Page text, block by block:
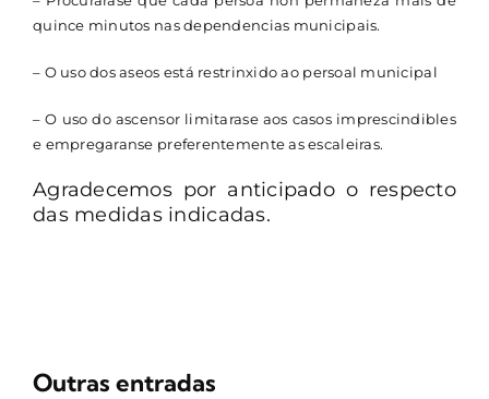
quince minutos nas dependencias municipais.
– O uso dos aseos está restrinxido ao persoal municipal
– O uso do ascensor limitarase aos casos imprescindibles
e empregaranse preferentemente as escaleiras.
Agradecemos por anticipado o respecto
das medidas indicadas.
Outras entradas